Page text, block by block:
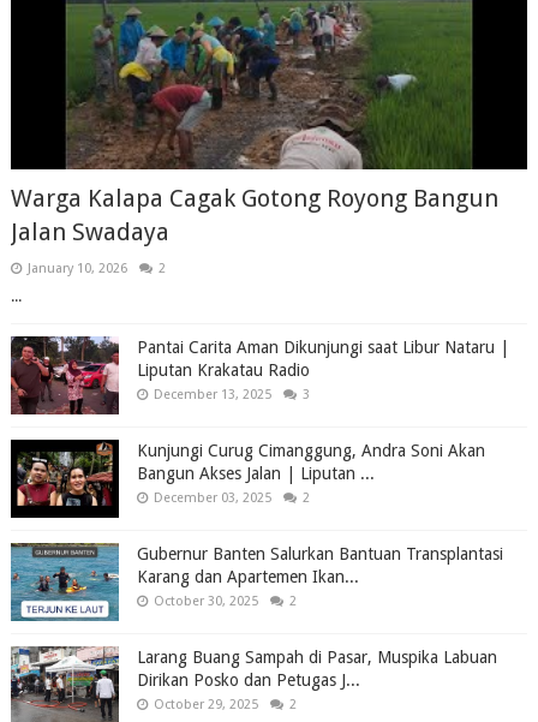
Warga Kalapa Cagak Gotong Royong Bangun
Jalan Swadaya
January 10, 2026 2
...
Pantai Carita Aman Dikunjungi saat Libur Nataru |
Liputan Krakatau Radio
December 13, 2025 3
Kunjungi Curug Cimanggung, Andra Soni Akan
Bangun Akses Jalan | Liputan ...
December 03, 2025 2
Gubernur Banten Salurkan Bantuan Transplantasi
Karang dan Apartemen Ikan...
October 30, 2025 2
Larang Buang Sampah di Pasar, Muspika Labuan
Dirikan Posko dan Petugas J...
October 29, 2025 2